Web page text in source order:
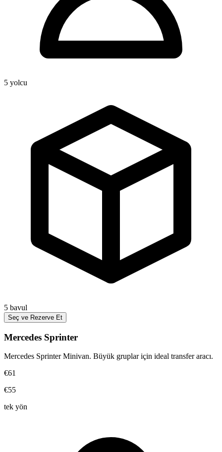
5 yolcu
5 bavul
Seç ve Rezerve Et
Mercedes Sprinter
Mercedes Sprinter Minivan. Büyük gruplar için ideal transfer aracı.
€61
€55
tek yön